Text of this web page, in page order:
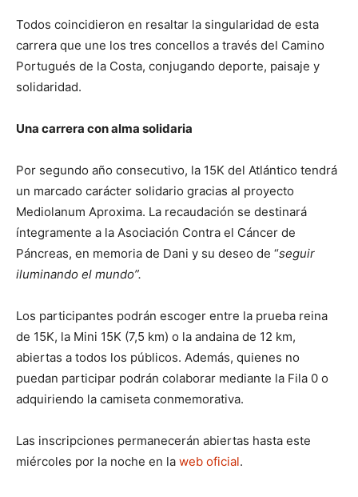
Todos coincidieron en resaltar la singularidad de esta
carrera que une los tres concellos a través del Camino
Portugués de la Costa, conjugando deporte, paisaje y
solidaridad.
Una carrera con alma solidaria
Por segundo año consecutivo, la 15K del Atlántico tendrá
un marcado carácter solidario gracias al proyecto
Mediolanum Aproxima. La recaudación se destinará
íntegramente a la Asociación Contra el Cáncer de
Páncreas, en memoria de Dani y su deseo de “seguir
iluminando el mundo”.
Los participantes podrán escoger entre la prueba reina
de 15K, la Mini 15K (7,5 km) o la andaina de 12 km,
abiertas a todos los públicos. Además, quienes no
puedan participar podrán colaborar mediante la Fila 0 o
adquiriendo la camiseta conmemorativa.
Las inscripciones permanecerán abiertas hasta este
miércoles por la noche en la web oficial.